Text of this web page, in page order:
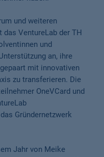
und weiteren
VentureLab der TH
und
an, ihre
mit innovativen
zu transferieren. Die
OneVCard und
Gründernetzwerk
Jahr von Meike